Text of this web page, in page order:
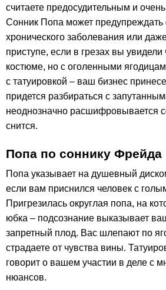
считаете предосудительным и
Сонник Попа может предупреждать
хронического заболевания или
приступе, если в грезах вы
костюме, но с оголенными
с татуировкой – ваш бизнес
придется разбираться с
неоднозначно расшифровывается
снится.
Попа по соннику Фрейда
Попа указывает на душевный
если вам приснился человек с
Пригрезилась округлая попа, на
юбка – подсознание выказывает
запретный плод. Вас шлепают по
страдаете от чувства вины.
говорит о вашем участии в деле с
нюансов.